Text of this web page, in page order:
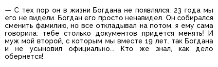
— С тех пор он в жизни Богдана не появлялся. 23 года мы
его не видели. Богдан его просто ненавидел. Он собирался
сменить фамилию, но все откладывал на потом, я ему сама
говорила: тебе столько документов придется менять! И
муж мой второй, с которым мы вместе 19 лет, так Богдана
и не усыновил официально... Кто же знал, как дело
обернется!